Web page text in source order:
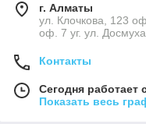
г. Алматы
ул. Клочкова, 123
оф. 7 уг. ул.
Контакты
Сегодня работает
Показать весь